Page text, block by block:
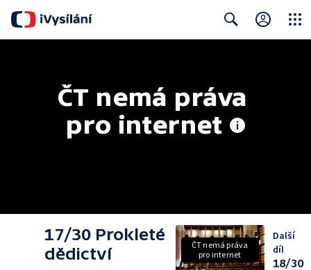
ČT nemá práva
pro internet
17/30 Prokleté
dědictví
ČT nemá práva
pro internet
Další
díl
18/30